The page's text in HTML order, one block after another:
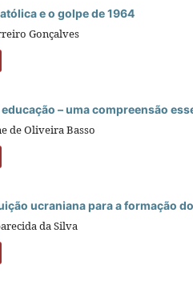
e o golpe de 1964
Gonçalves
– uma compreensão
de Oliveira Basso
ucraniana para a formação
da Silva